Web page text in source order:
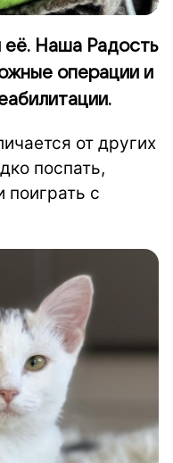
её. Наша Радость
операции и
от других
поспать,
поиграть с